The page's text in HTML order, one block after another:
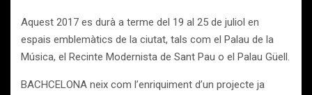
Aquest 2017 es durà a terme del 19 al 25 de juliol en
espais emblemàtics de la ciutat, tals com el Palau de la
Música, el Recinte Modernista de Sant Pau o el Palau Güell.
BACHCELONA neix com l’enriquiment d’un projecte ja